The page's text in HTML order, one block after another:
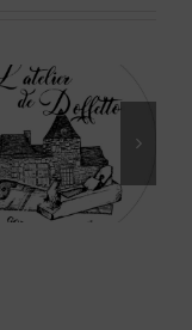
A Fleur d’Eau